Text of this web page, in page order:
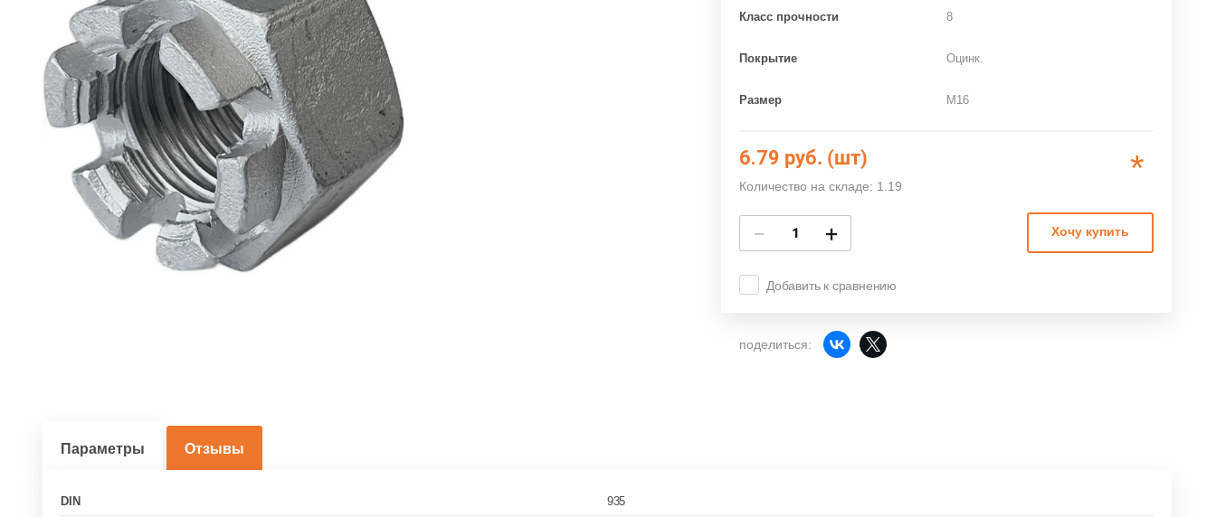
Класс прочности 8
Покрытие Оцинк.
Размер M16
6.79 руб. (шт)
Количество на складе: 1.19 *
− + Хочу купить
Добавить к сравнению
поделиться:
Параметры Отзывы
DIN 935